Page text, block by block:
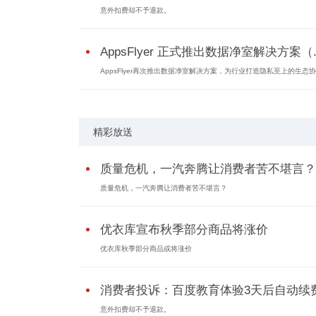
意外扣费却不予退款。
AppsFlyer 正式推出数据净室解决方案（
AppsFlyer再次推出数据净室解决方案，为行业打造隐私至上的生态协
精彩放送
质量危机，一汽奔腾让消费者苦不堪言？
质量危机，一汽奔腾让消费者苦不堪言？
优衣库宣布秋季部分商品将涨价
优衣库秋季部分商品或将涨价
消费者投诉：百度教育体验3天后自动续
意外扣费却不予退款。